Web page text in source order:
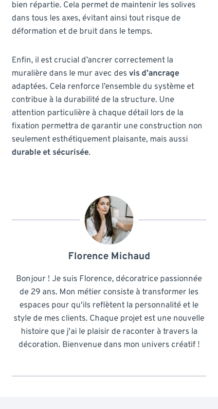
bien répartie. Cela permet de maintenir les solives
dans tous les axes, évitant ainsi tout risque de
déformation et de bruit dans le temps.
Enfin, il est crucial d’ancrer correctement la
muralière dans le mur avec des vis d’ancrage
adaptées. Cela renforce l’ensemble du système et
contribue à la durabilité de la structure. Une
attention particulière à chaque détail lors de la
fixation permettra de garantir une construction non
seulement esthétiquement plaisante, mais aussi
durable et sécurisée.
Florence Michaud
Bonjour ! Je suis Florence, décoratrice passionnée
de 29 ans. Mon métier consiste à transformer les
espaces pour qu'ils reflètent la personnalité et le
style de mes clients. Chaque projet est une nouvelle
histoire que j'ai le plaisir de raconter à travers la
décoration. Bienvenue dans mon univers créatif !